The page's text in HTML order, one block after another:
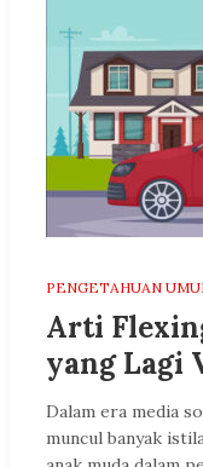
PENGETAHUAN
Arti
yang Lagi
Dalam era media
muncul banyak